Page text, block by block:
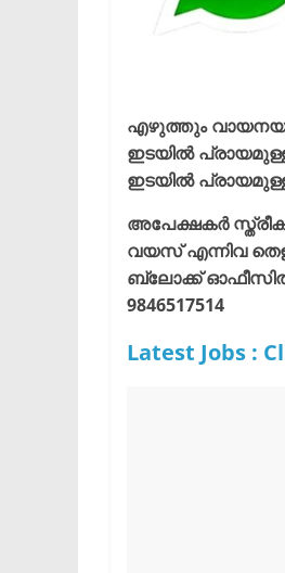
എഴുത്തും
ഇടയിൽ
ഇടയിൽ
അപേക്ഷകർ
വയസ് എന്നിവ
ബ്ലോക്ക്
9846517514
Latest Jobs :